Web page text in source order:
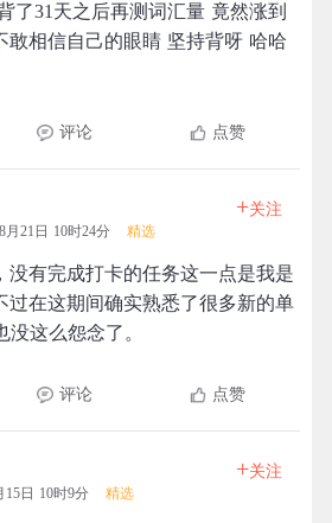
了31天之后再测词汇量 竟然涨到
敢相信自己的眼睛 坚持背呀 哈哈
评论 点赞
8月21日 10时24分 精选
+关注
没有完成打卡的任务这一点是我是
过在这期间确实熟悉了很多新的单
这么怨念了。
评论 点赞
15日 10时9分 精选
+关注